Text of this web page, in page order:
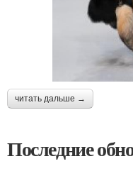
читать дальше →
Последние